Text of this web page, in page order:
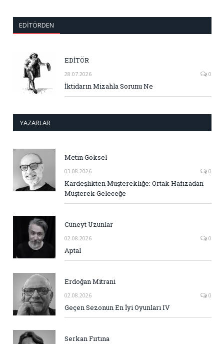
EDITÖRDEN
EDİTÖR
28.07.2026 0
İktidarın Mizahla Sorunu Ne
YAZARLAR
Metin Göksel
03.08.2026 0
Kardeşlikten Müşterekliğe: Ortak Hafızadan
Müşterek Geleceğe
Cüneyt Uzunlar
02.08.2026 0
Aptal
Erdoğan Mitrani
02.08.2026 0
Geçen Sezonun En İyi Oyunları IV
Serkan Fırtına